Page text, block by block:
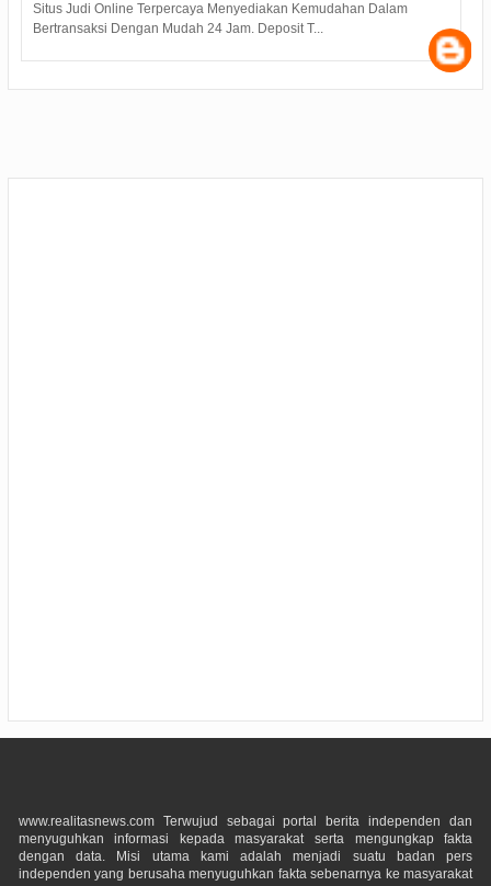
Judi Deposit Ovo semakin booming di dunia judi online dengan
minimal deposit 10.000 Yuukkkk gabung j...
www.realitasnews.com Terwujud sebagai portal berita independen dan
menyuguhkan informasi kepada masyarakat serta mengungkap fakta
dengan data. Misi utama kami adalah menjadi suatu badan pers
independen yang berusaha menyuguhkan fakta sebenarnya ke masyarakat